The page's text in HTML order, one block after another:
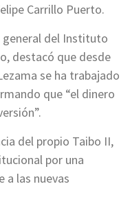
Carrillo Puerto.
general del Instituto
destacó que desde
se ha trabajado
que “el dinero
del propio Taibo II,
por una
a las nuevas